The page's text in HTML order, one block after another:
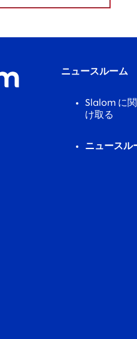
ニュースルーム
Slalom に
け取る
ニュースル